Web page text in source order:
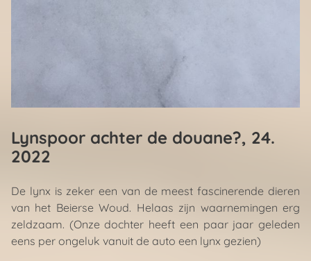
Lynspoor achter de douane?, 24.
2022
De lynx is zeker een van de meest fascinerende dieren
van het Beierse Woud. Helaas zijn waarnemingen erg
zeldzaam. (Onze dochter heeft een paar jaar geleden
eens per ongeluk vanuit de auto een lynx gezien)